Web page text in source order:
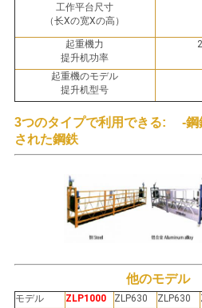
下
さ
い
地
工作平台尺寸
（长Xの宽Xの高）
起重機力
提升机功率
起重機のモデル
提升机型号
3つのタイプで利用できる: -鋼
された鋼鉄
他のモデル
モデル ZLP1000 ZLP630 ZLP630